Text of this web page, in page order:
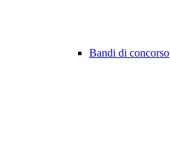
Bandi di concorso